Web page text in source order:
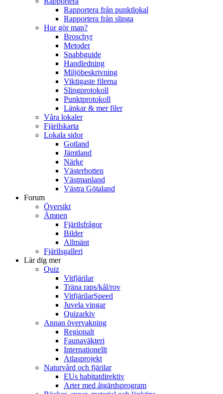
Rapportera från punktlokal
Rapportera från slinga
Hur gör man?
Broschyr
Metoder
Snabbguide
Handledning
Miljöbeskrivning
Viktigaste filerna
Slingprotokoll
Punktprotokoll
Länkar & mer filer
Våra lokaler
Fjärilskarta
Lokala sidor
Gotland
Jämtland
Närke
Västerbotten
Västmanland
Västra Götaland
Forum
Översikt
Ämnen
Fjärilsfrågor
Bilder
Allmänt
Fjärilsgalleri
Lär dig mer
Quiz
Vitfjärilar
Träna raps/kål/rov
VitfjärilarSpeed
Juvela vingar
Quizarkiv
Annan övervakning
Regionalt
Faunaväkteri
Internationellt
Atlasprojekt
Naturvård och fjärilar
EUs habitatdirektiv
Arter med åtgärdsprogram